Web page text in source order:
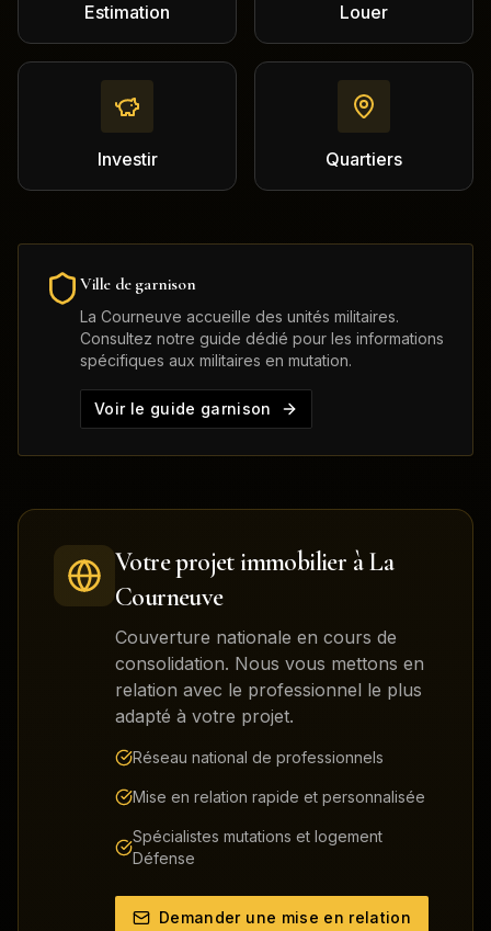
Estimation Louer
Investir Quartiers
Ville de garnison
La Courneuve accueille des unités militaires.
Consultez notre guide dédié pour les informations
spécifiques aux militaires en mutation.
Voir le guide garnison
Votre projet immobilier àLa
Courneuve
Couverture nationale en cours de
consolidation. Nous vous mettons en
relation avec le professionnel le plus
adapté à votre projet.
Réseau national de professionnels
Mise en relation rapide et personnalisée
Spécialistes mutations et logement
Défense
Demander une mise en relation